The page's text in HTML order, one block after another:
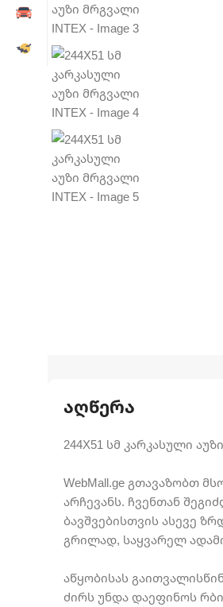
აღწერა
244X51 სმ კარკასული
WebMall.ge გთავაზობთ
არჩევანს. ჩვენთან
ბავშვებისთვის ასევე
გრილად, საყვარელ
აწყობისას
ძირს უნდა დაეფინოს